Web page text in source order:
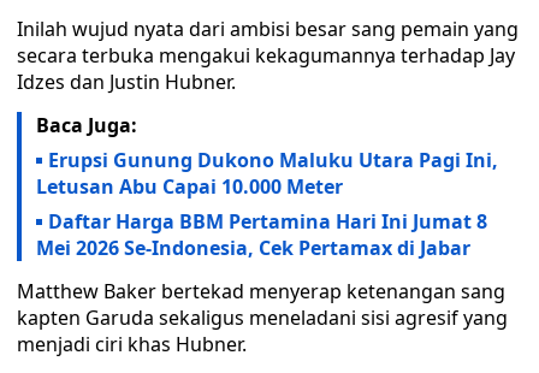
Inilah wujud nyata dari ambisi besar sang pemain yang
secara terbuka mengakui kekagumannya terhadap Jay
Idzes dan Justin Hubner.
Baca Juga:
Erupsi Gunung Dukono Maluku Utara Pagi Ini,
Letusan Abu Capai 10.000 Meter
Daftar Harga BBM Pertamina Hari Ini Jumat 8
Mei 2026 Se-Indonesia, Cek Pertamax di Jabar
Matthew Baker bertekad menyerap ketenangan sang
kapten Garuda sekaligus meneladani sisi agresif yang
menjadi ciri khas Hubner.